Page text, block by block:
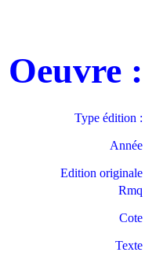
Oeuvre :
Type édition :
Année
Edition originale
Rmq
Cote
Texte